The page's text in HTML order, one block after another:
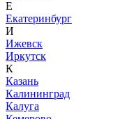
Е
Екатеринбург
И
Ижевск
Иркутск
К
Казань
Калининград
Калуга